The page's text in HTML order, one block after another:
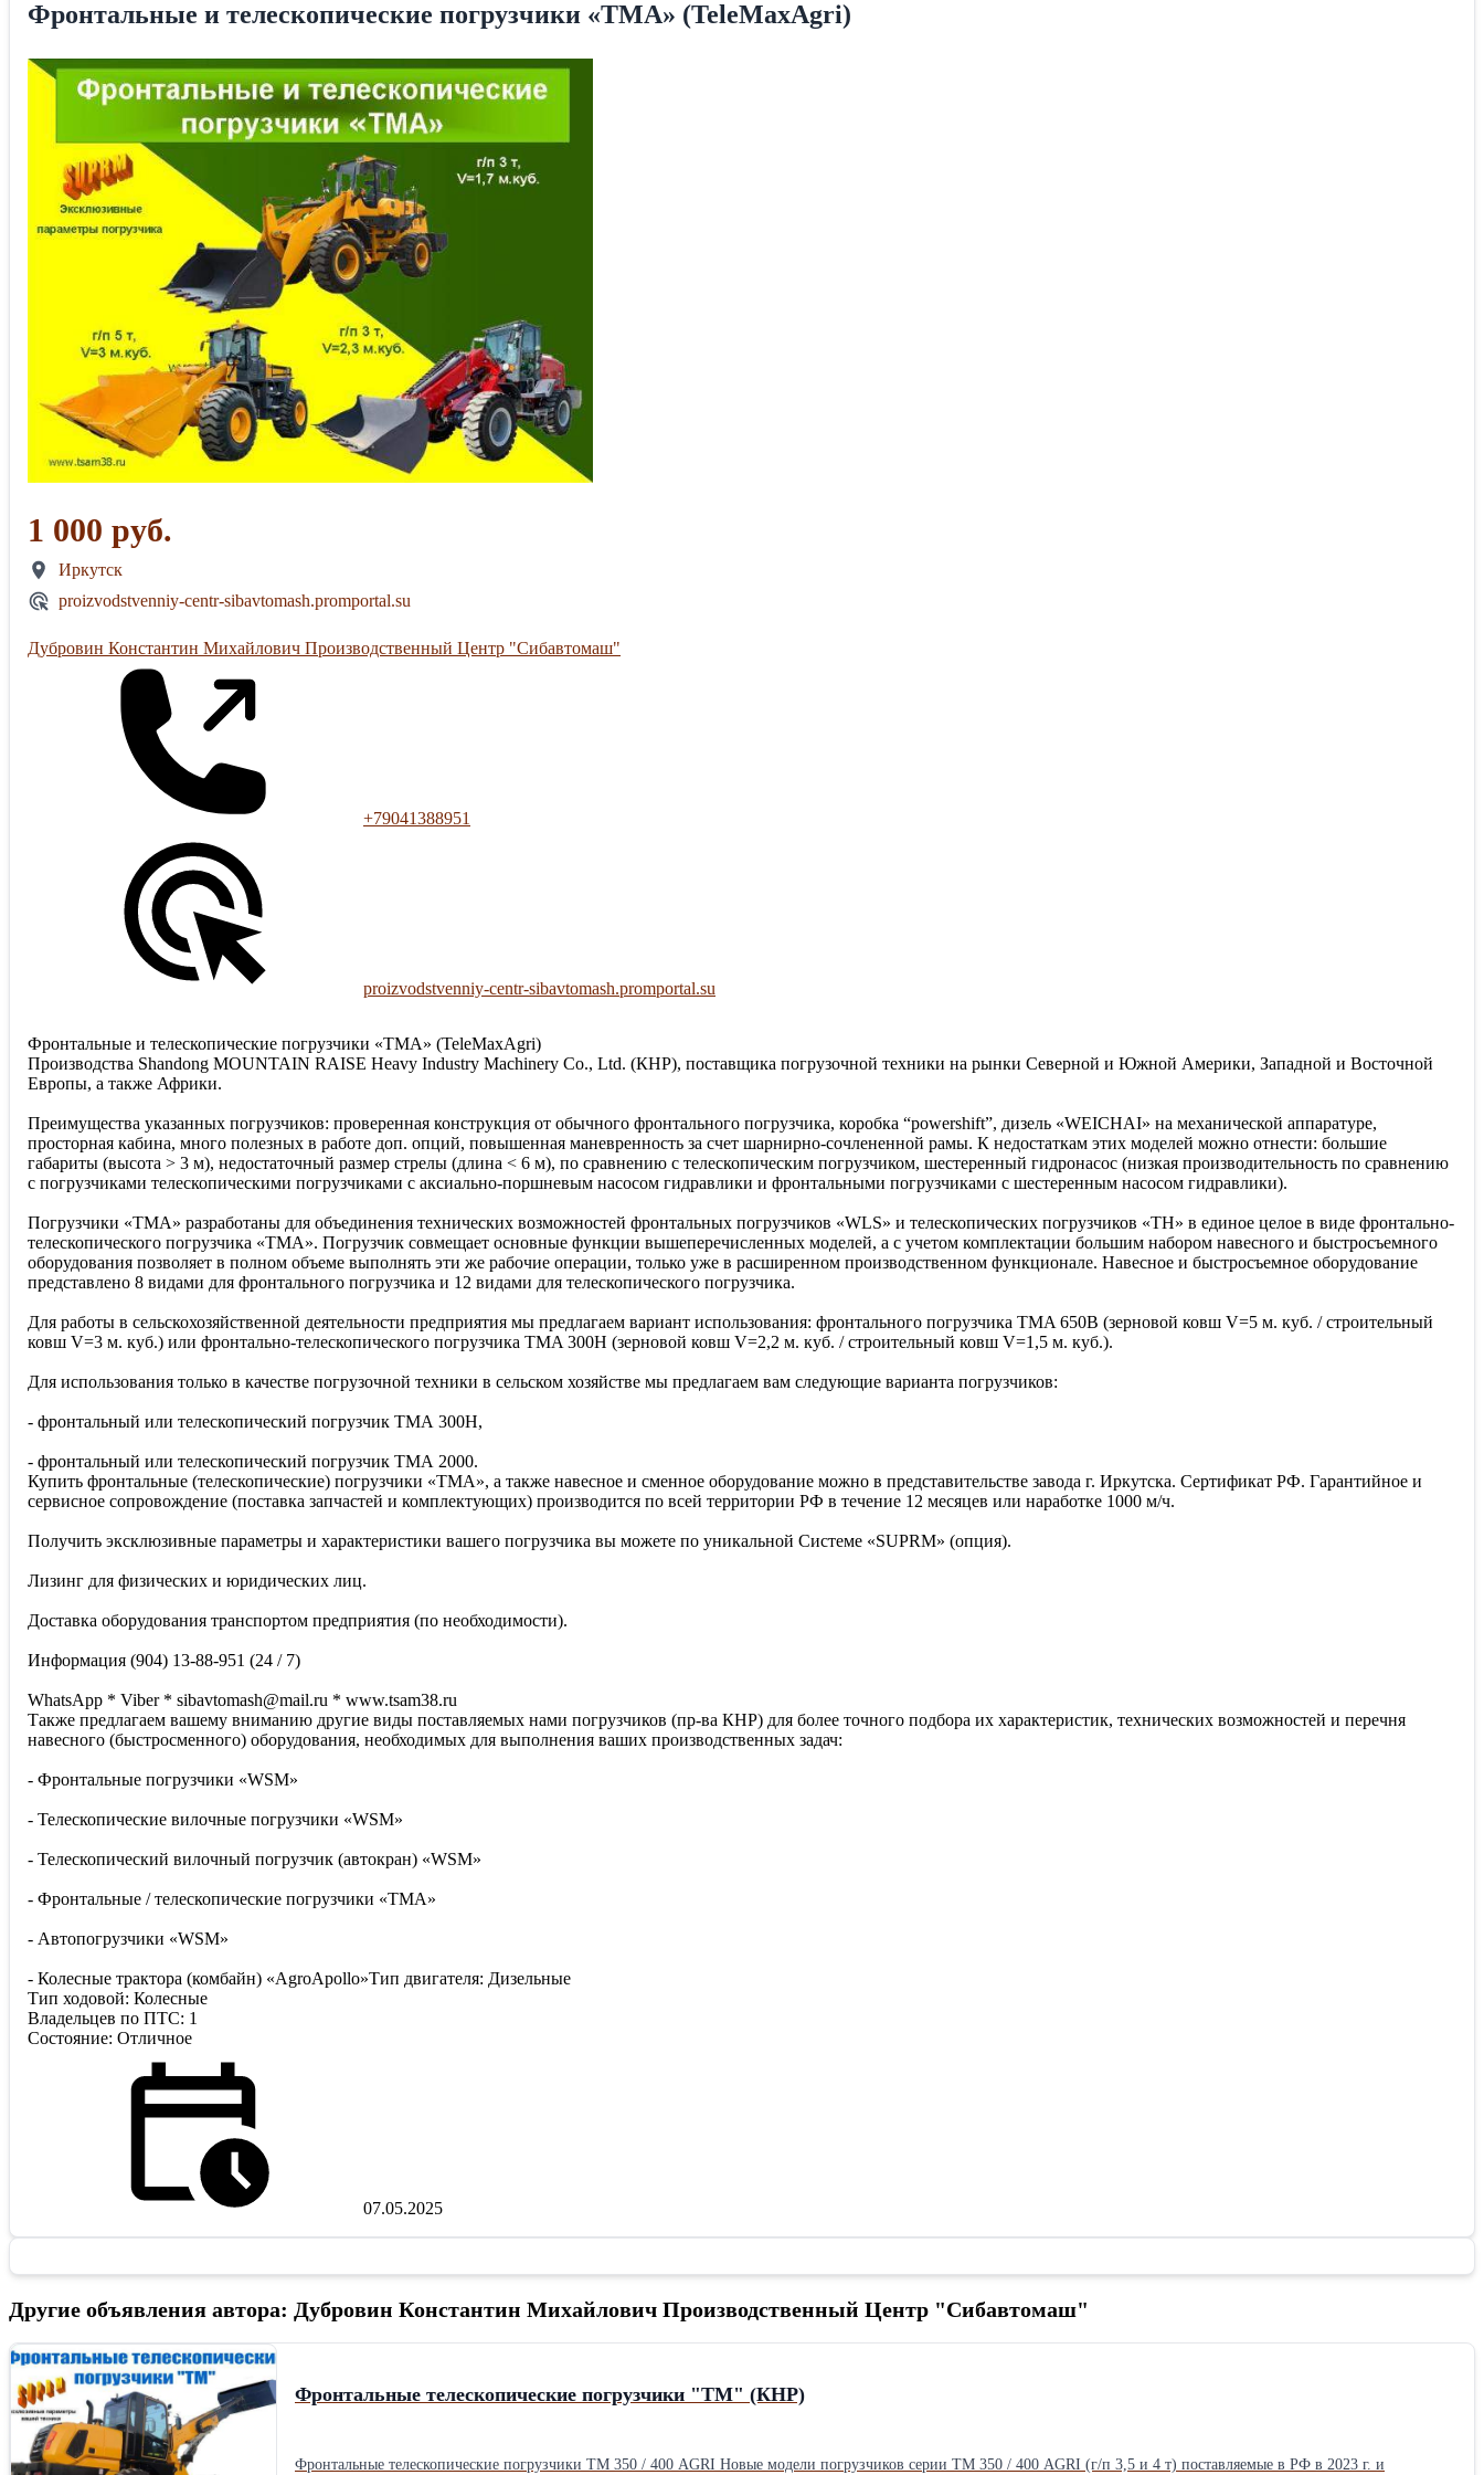
Фронтальные и телескопические погрузчики «TMA» (TeleMaxAgri)
1 000 руб.
Иркутск
proizvodstvenniy-centr-sibavtomash.promportal.su
Дубровин Константин Михайлович Производственный Центр "Сибавтомаш"
+79041388951
proizvodstvenniy-centr-sibavtomash.promportal.su
Фронтальные и телескопические погрузчики «TMA» (TeleMaxAgri)
Производства Shandong MOUNTAIN RAISE Heavy Industry Machinery Co., Ltd. (КНР), поставщика погрузочной техники на рынки Северной и Южной Америки, Западной и Восточной
Европы, а также Африки.
Преимущества указанных погрузчиков: проверенная конструкция от обычного фронтального погрузчика, коробка “powershift”, дизель «WEICHAI» на механической аппаратуре,
просторная кабина, много полезных в работе доп. опций, повышенная маневренность за счет шарнирно-сочлененной рамы. К недостаткам этих моделей можно отнести: большие
габариты (высота > 3 м), недостаточный размер стрелы (длина < 6 м), по сравнению с телескопическим погрузчиком, шестеренный гидронасос (низкая производительность по сравнению
с погрузчиками телескопическими погрузчиками с аксиально-поршневым насосом гидравлики и фронтальными погрузчиками с шестеренным насосом гидравлики).
Погрузчики «TMA» разработаны для объединения технических возможностей фронтальных погрузчиков «WLS» и телескопических погрузчиков «TH» в единое целое в виде фронтально-
телескопического погрузчика «TMA». Погрузчик совмещает основные функции вышеперечисленных моделей, а с учетом комплектации большим набором навесного и быстросъемного
оборудования позволяет в полном объеме выполнять эти же рабочие операции, только уже в расширенном производственном функционале. Навесное и быстросъемное оборудование
представлено 8 видами для фронтального погрузчика и 12 видами для телескопического погрузчика.
Для работы в сельскохозяйственной деятельности предприятия мы предлагаем вариант использования: фронтального погрузчика TMA 650B (зерновой ковш V=5 м. куб. / строительный
ковш V=3 м. куб.) или фронтально-телескопического погрузчика TMA 300H (зерновой ковш V=2,2 м. куб. / строительный ковш V=1,5 м. куб.).
Для использования только в качестве погрузочной техники в сельском хозяйстве мы предлагаем вам следующие варианта погрузчиков:
- фронтальный или телескопический погрузчик ТМА 300Н,
- фронтальный или телескопический погрузчик ТМА 2000.
Купить фронтальные (телескопические) погрузчики «ТМА», а также навесное и сменное оборудование можно в представительстве завода г. Иркутска. Сертификат РФ. Гарантийное и
сервисное сопровождение (поставка запчастей и комплектующих) производится по всей территории РФ в течение 12 месяцев или наработке 1000 м/ч.
Получить эксклюзивные параметры и характеристики вашего погрузчика вы можете по уникальной Системе «SUPRM» (опция).
Лизинг для физических и юридических лиц.
Доставка оборудования транспортом предприятия (по необходимости).
Информация (904) 13-88-951 (24 / 7)
WhatsApp * Viber * sibavtomash@mail.ru * www.tsam38.ru
Также предлагаем вашему вниманию другие виды поставляемых нами погрузчиков (пр-ва КНР) для более точного подбора их характеристик, технических возможностей и перечня
навесного (быстросменного) оборудования, необходимых для выполнения ваших производственных задач:
- Фронтальные погрузчики «WSM»
- Телескопические вилочные погрузчики «WSM»
- Телескопический вилочный погрузчик (автокран) «WSM»
- Фронтальные / телескопические погрузчики «TMA»
- Автопогрузчики «WSM»
- Колесные трактора (комбайн) «AgroApollo»Тип двигателя: Дизельные
Тип ходовой: Колесные
Владельцев по ПТС: 1
Состояние: Отличное
07.05.2025
Другие объявления автора: Дубровин Константин Михайлович Производственный Центр "Сибавтомаш"
Фронтальные телескопические погрузчики "ТМ" (КНР)
Фронтальные телескопические погрузчики ТМ 350 / 400 AGRI Новые модели погрузчиков серии ТМ 350 / 400 AGRI (г/п 3,5 и 4 т) поставляемые в РФ в 2023 г. и